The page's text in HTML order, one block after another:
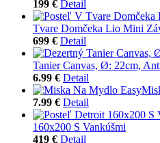
199 € Detail
Tvare Domčeka Lio Mini
699 € Detail
Tanier Canvas, Ø: 22cm,
6.99 € Detail
7.99 € Detail
160x200 S Vankúšmi
419 € Detail